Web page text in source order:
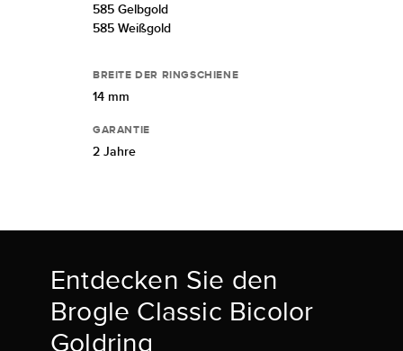
585 Gelbgold
585 Weißgold
BREITE DER RINGSCHIENE
14 mm
GARANTIE
2 Jahre
Entdecken Sie den
Brogle Classic Bicolor
Goldring